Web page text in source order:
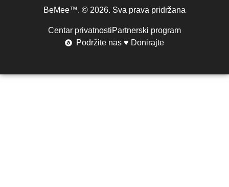
BeMee™. © 2026. Sva prava pridržana
Centar privatnostiPartnerski program
Podržite nas ♥ Donirajte